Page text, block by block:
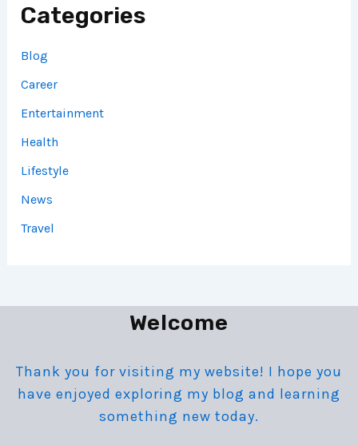
Categories
Blog
Career
Entertainment
Health
Lifestyle
News
Travel
Welcome
Thank you for visiting my website! I hope you
have enjoyed exploring my blog and learning
something new today.